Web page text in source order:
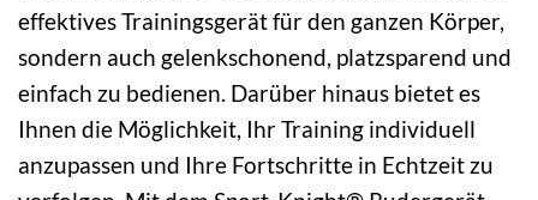
effektives Trainingsgerät für den ganzen Körper,
sondern auch gelenkschonend, platzsparend und
einfach zu bedienen. Darüber hinaus bietet es
Ihnen die Möglichkeit, Ihr Training individuell
anzupassen und Ihre Fortschritte in Echtzeit zu